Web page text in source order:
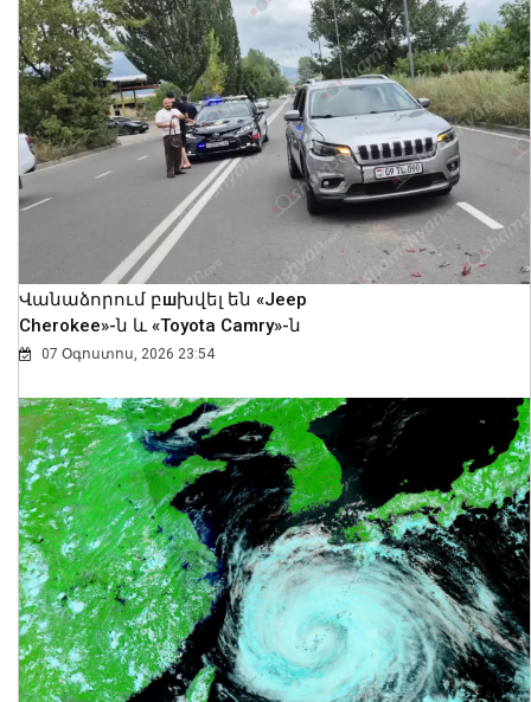
Վանաձորում բшխվել են «Jeep
Cherokee»-ն և «Toyota Camry»-ն
07 Օգոստոս, 2026 23:54